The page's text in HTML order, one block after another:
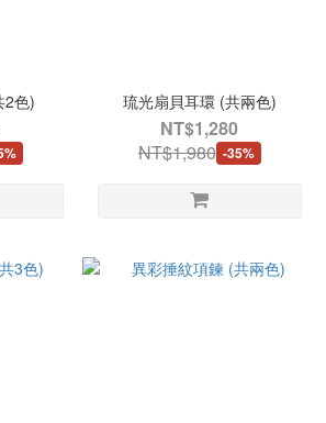
2色) 琉光扇貝耳環 (共兩色)
NT$1,280
NT$1,980 -35%